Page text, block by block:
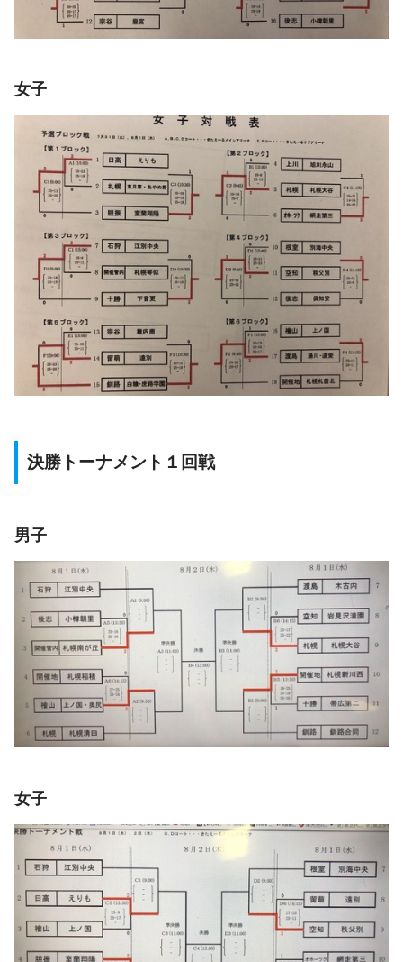
女子
決勝トーナメント１回戦
男子
女子